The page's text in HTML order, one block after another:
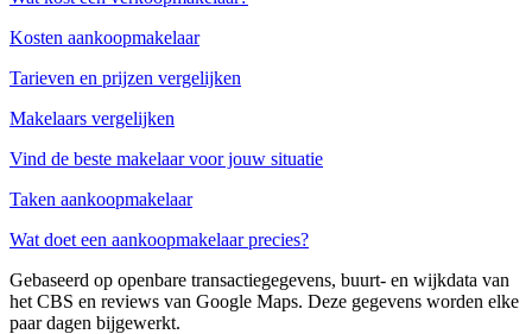
Kosten aankoopmakelaar
Tarieven en prijzen vergelijken
Makelaars vergelijken
Vind de beste makelaar voor jouw situatie
Taken aankoopmakelaar
Wat doet een aankoopmakelaar precies?
Gebaseerd op openbare transactiegegevens, buurt- en wijkdata van
het CBS en reviews van Google Maps. Deze gegevens worden elke
paar dagen bijgewerkt.